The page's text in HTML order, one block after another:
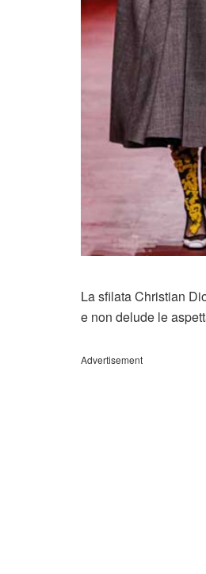
La sfilata Christian
e non delude le
Advertisement